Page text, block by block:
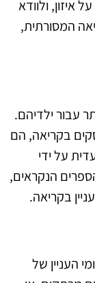
איזון, ולוודא
המסורתית,
עבור ילדיהם.
בקריאה, הם
על ידי
הנקראים,
בקריאה.
העניין של